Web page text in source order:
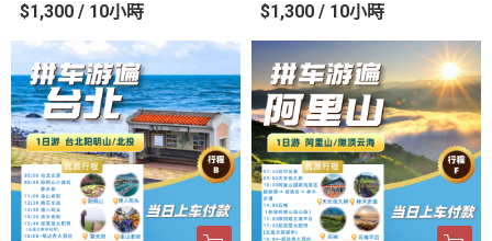
付款
$1,300 / 10小時
高美溼地一日遊(當天上車付款)
$1,300 / 10小時